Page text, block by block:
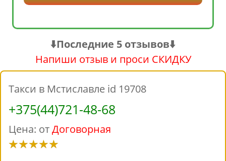
⬇️Последние 5 отзывов⬇️
Напиши отзыв и проси СКИДКУ
Такси в Мстиславле id 19708
+375(44)721-48-68
Цена: отДоговорная